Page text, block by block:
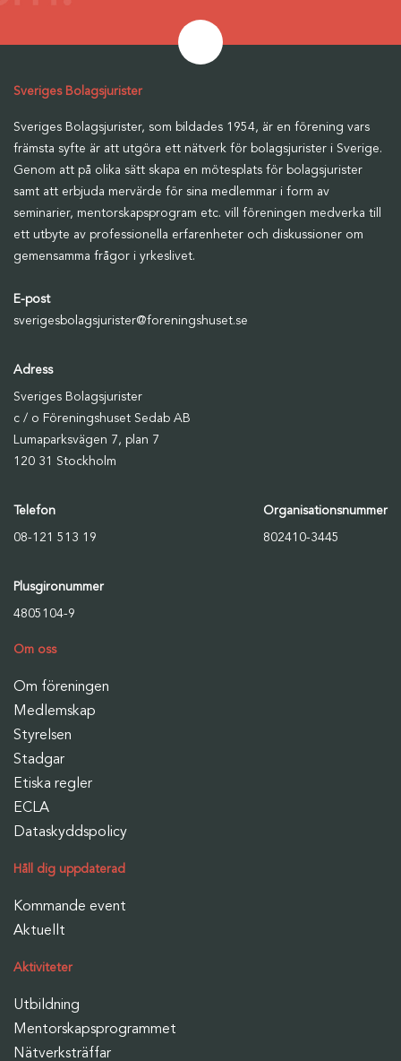
Sveriges Bolagsjurister
Sveriges Bolagsjurister, som bildades 1954, är en förening vars
främsta syfte är att utgöra ett nätverk för bolagsjurister i Sverige.
Genom att på olika sätt skapa en mötesplats för bolagsjurister
samt att erbjuda mervärde för sina medlemmar i form av
seminarier, mentorskapsprogram etc. vill föreningen medverka till
ett utbyte av professionella erfarenheter och diskussioner om
gemensamma frågor i yrkeslivet.
E-post
sverigesbolagsjurister@foreningshuset.se
Adress
Sveriges Bolagsjurister
c / o Föreningshuset Sedab AB
Lumaparksvägen 7, plan 7
120 31 Stockholm
Telefon
08-121 513 19
Organisationsnummer
802410-3445
Plusgironummer
4805104-9
Om oss
Om föreningen
Medlemskap
Styrelsen
Stadgar
Etiska regler
ECLA
Dataskyddspolicy
Håll dig uppdaterad
Kommande event
Aktuellt
Aktiviteter
Utbildning
Mentorskapsprogrammet
Nätverksträffar